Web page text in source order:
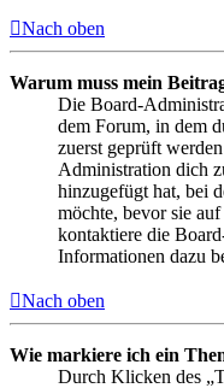
Nach oben
Warum muss mein
Die Board-
dem Forum, in dem
zuerst geprüft
Administration dich
hinzugefügt hat, bei
möchte, bevor sie
kontaktiere die
Informationen dazu
Nach oben
Wie markiere ich ein
Durch Klicken des